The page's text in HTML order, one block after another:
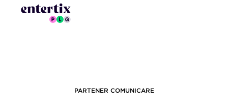
PARTENER COMUNICARE